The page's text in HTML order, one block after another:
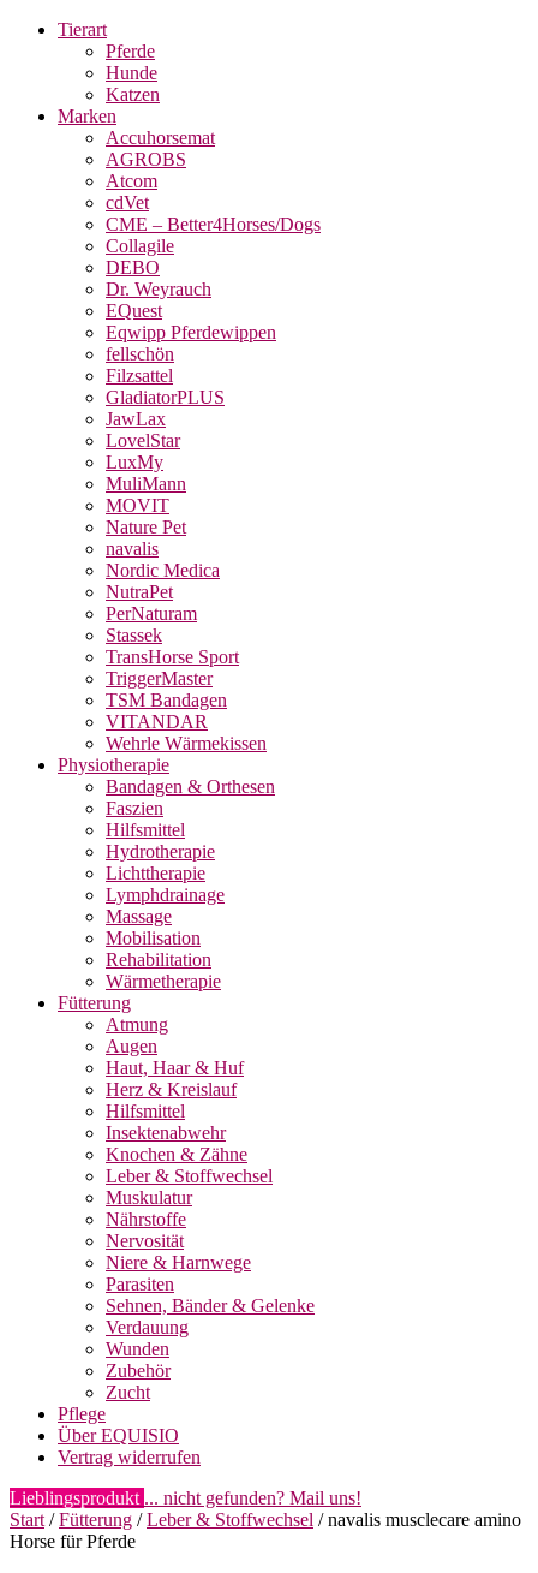
Tierart
Pferde
Hunde
Katzen
Marken
Accuhorsemat
AGROBS
Atcom
cdVet
CME – Better4Horses/Dogs
Collagile
DEBO
Dr. Weyrauch
EQuest
Eqwipp Pferdewippen
fellschön
Filzsattel
GladiatorPLUS
JawLax
LovelStar
LuxMy
MuliMann
MOVIT
Nature Pet
navalis
Nordic Medica
NutraPet
PerNaturam
Stassek
TransHorse Sport
TriggerMaster
TSM Bandagen
VITANDAR
Wehrle Wärmekissen
Physiotherapie
Bandagen & Orthesen
Faszien
Hilfsmittel
Hydrotherapie
Lichttherapie
Lymphdrainage
Massage
Mobilisation
Rehabilitation
Wärmetherapie
Fütterung
Atmung
Augen
Haut, Haar & Huf
Herz & Kreislauf
Hilfsmittel
Insektenabwehr
Knochen & Zähne
Leber & Stoffwechsel
Muskulatur
Nährstoffe
Nervosität
Niere & Harnwege
Parasiten
Sehnen, Bänder & Gelenke
Verdauung
Wunden
Zubehör
Zucht
Pflege
Über EQUISIO
Vertrag widerrufen
Lieblingsprodukt ... nicht gefunden? Mail uns!
Start /Fütterung /Leber & Stoffwechsel / navalis musclecare amino
Horse für Pferde